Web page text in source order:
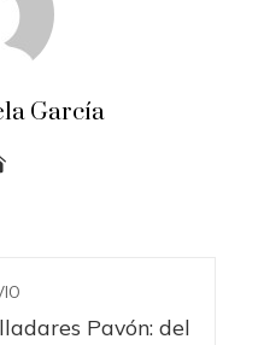
García
Pavón: del